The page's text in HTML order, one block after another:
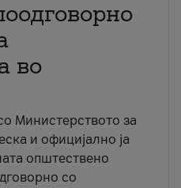
во
Министерството за
и официјално ја
општествено
со